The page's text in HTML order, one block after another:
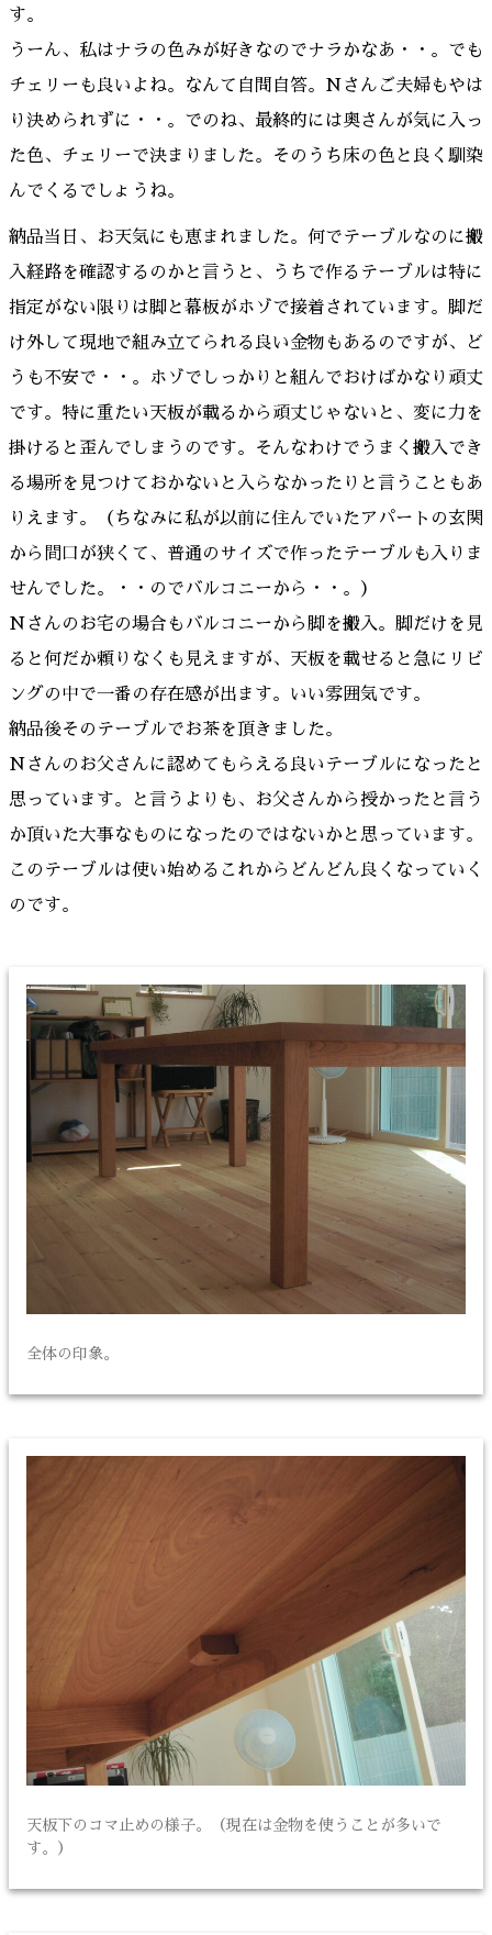
す。
うーん、私はナラの色みが好きなのでナラかなあ・・。でも
チェリーも良いよね。なんて自問自答。Nさんご夫婦もやは
り決められずに・・。でのね、最終的には奥さんが気に入っ
た色、チェリーで決まりました。そのうち床の色と良く馴染
んでくるでしょうね。
納品当日、お天気にも恵まれました。何でテーブルなのに搬
入経路を確認するのかと言うと、うちで作るテーブルは特に
指定がない限りは脚と幕板がホゾで接着されています。脚だ
け外して現地で組み立てられる良い金物もあるのですが、ど
うも不安で・・。ホゾでしっかりと組んでおけばかなり頑丈
です。特に重たい天板が載るから頑丈じゃないと、変に力を
掛けると歪んでしまうのです。そんなわけでうまく搬入でき
る場所を見つけておかないと入らなかったりと言うこともあ
りえます。（ちなみに私が以前に住んでいたアパートの玄関
から間口が狭くて、普通のサイズで作ったテーブルも入りま
せんでした。・・のでバルコニーから・・。）
Nさんのお宅の場合もバルコニーから脚を搬入。脚だけを見
ると何だか頼りなくも見えますが、天板を載せると急にリビ
ングの中で一番の存在感が出ます。いい雰囲気です。
納品後そのテーブルでお茶を頂きました。
Nさんのお父さんに認めてもらえる良いテーブルになったと
思っています。と言うよりも、お父さんから授かったと言う
か頂いた大事なものになったのではないかと思っています。
このテーブルは使い始めるこれからどんどん良くなっていく
のです。
全体の印象。
天板下のコマ止めの様子。（現在は金物を使うことが多いで
す。）